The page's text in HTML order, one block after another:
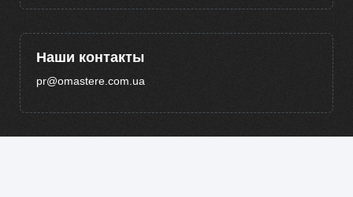
Наши контакты
pr@omastere.com.ua